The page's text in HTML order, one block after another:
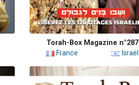
Torah-Box Magazine n°287
France
Israël